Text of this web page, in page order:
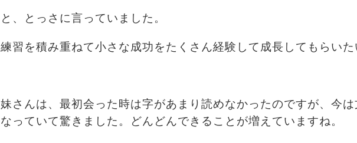
と、とっさに言っていました。
練習を積み重ねて小さな成功をたくさん経験して成長してもらいた
妹さんは、最初会った時は字があまり読めなかったのですが、今
なっていて驚きました。どんどんできることが増えていますね。